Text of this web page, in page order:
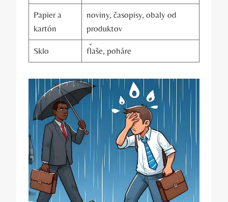
Papier a
kartón
noviny, časopisy, obaly od
produktov
Sklo fľaše, poháre